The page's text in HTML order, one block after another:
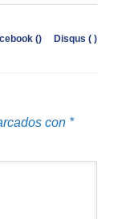
() Disqus ( )
con *